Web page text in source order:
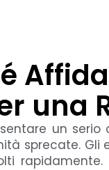
una
un
sprecate.